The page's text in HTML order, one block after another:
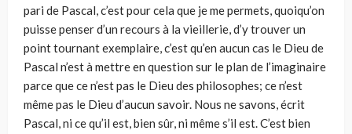
pari de Pascal, c’est pour cela que je me permets, quoiqu’on
puisse penser d’un recours à la vieillerie, d’y trouver un
point tournant exemplaire, c’est qu’en aucun cas le Dieu de
Pascal n’est à mettre en question sur le plan de l’imaginaire
parce que ce n’est pas le Dieu des philosophes; ce n’est
même pas le Dieu d’aucun savoir. Nous ne savons, écrit
Pascal, ni ce qu’il est, bien sûr, ni même s’il est. C’est bien